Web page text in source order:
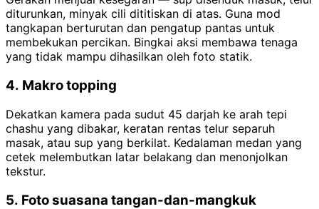
diturunkan, minyak cili dititiskan di atas. Guna mod
tangkapan berturutan dan pengatup pantas untuk
membekukan percikan. Bingkai aksi membawa tenaga
yang tidak mampu dihasilkan oleh foto statik.
4. Makro topping
Dekatkan kamera pada sudut 45 darjah ke arah tepi
chashu yang dibakar, keratan rentas telur separuh
masak, atau sup yang berkilat. Kedalaman medan yang
cetek melembutkan latar belakang dan menonjolkan
tekstur.
5. Foto suasana tangan-dan-mangkuk